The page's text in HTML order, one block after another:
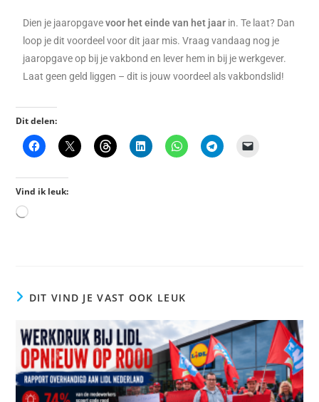
Dien je jaaropgavevoor het einde van het jaar in. Te laat? Dan
loop je dit voordeel voor dit jaar mis. Vraag vandaag nog je
jaaropgave op bij je vakbond en lever hem in bij je werkgever.
Laat geen geld liggen – dit is jouw voordeel als vakbondslid!
Dit delen:
Vind ik leuk:
DIT VIND JE VAST OOK LEUK